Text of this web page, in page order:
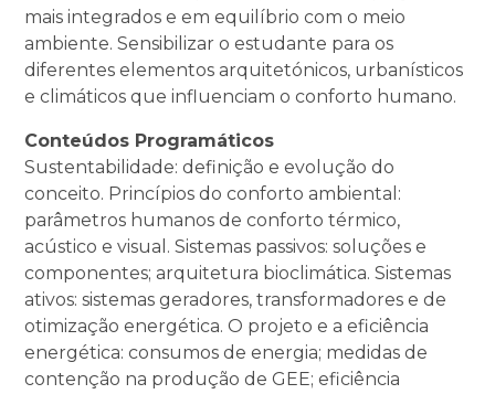
mais integrados e em equilíbrio com o meio
ambiente. Sensibilizar o estudante para os
diferentes elementos arquitetónicos, urbanísticos
e climáticos que influenciam o conforto humano.
Conteúdos Programáticos
Sustentabilidade: definição e evolução do
conceito. Princípios do conforto ambiental:
parâmetros humanos de conforto térmico,
acústico e visual. Sistemas passivos: soluções e
componentes; arquitetura bioclimática. Sistemas
ativos: sistemas geradores, transformadores e de
otimização energética. O projeto e a eficiência
energética: consumos de energia; medidas de
contenção na produção de GEE; eficiência